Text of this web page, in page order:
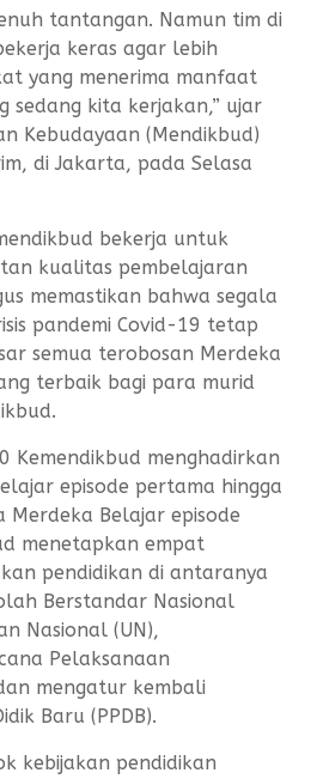
tantangan. Namun tim di
keras agar lebih
yang menerima manfaat
sedang kita kerjakan,” ujar
Kebudayaan (Mendikbud)
di Jakarta, pada Selasa
bekerja untuk
kualitas pembelajaran
memastikan bahwa segala
pandemi Covid-19 tetap
semua terobosan Merdeka
terbaik bagi para murid
Kemendikbud menghadirkan
episode pertama hingga
Merdeka Belajar episode
menetapkan empat
pendidikan di antaranya
Berstandar Nasional
Nasional (UN),
Pelaksanaan
mengatur kembali
Baru (PPDB).
kebijakan pendidikan